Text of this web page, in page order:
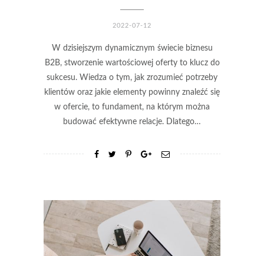
2022-07-12
W dzisiejszym dynamicznym świecie biznesu
B2B, stworzenie wartościowej oferty to klucz do
sukcesu. Wiedza o tym, jak zrozumieć potrzeby
klientów oraz jakie elementy powinny znaleźć się
w ofercie, to fundament, na którym można
budować efektywne relacje. Dlatego…